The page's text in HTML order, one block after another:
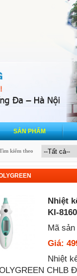
SẢN PHẨM
kiếm theo
Nhiệt
KI-8160
Mã
Giá:
Nhiệt
CHLB